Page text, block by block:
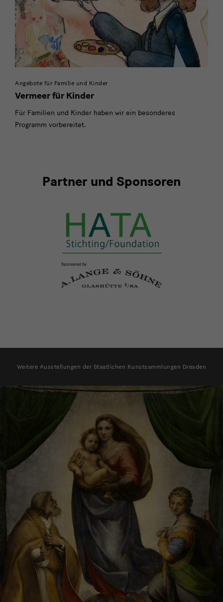
Angebote für Familie und Kinder
Vermeer für Kinder
Für Familien und Kinder haben wir ein besonderes
Programm vorbereitet.
Partner und Sponsoren
Weitere Ausstellungen der Staatlichen Kunstsammlungen Dresden